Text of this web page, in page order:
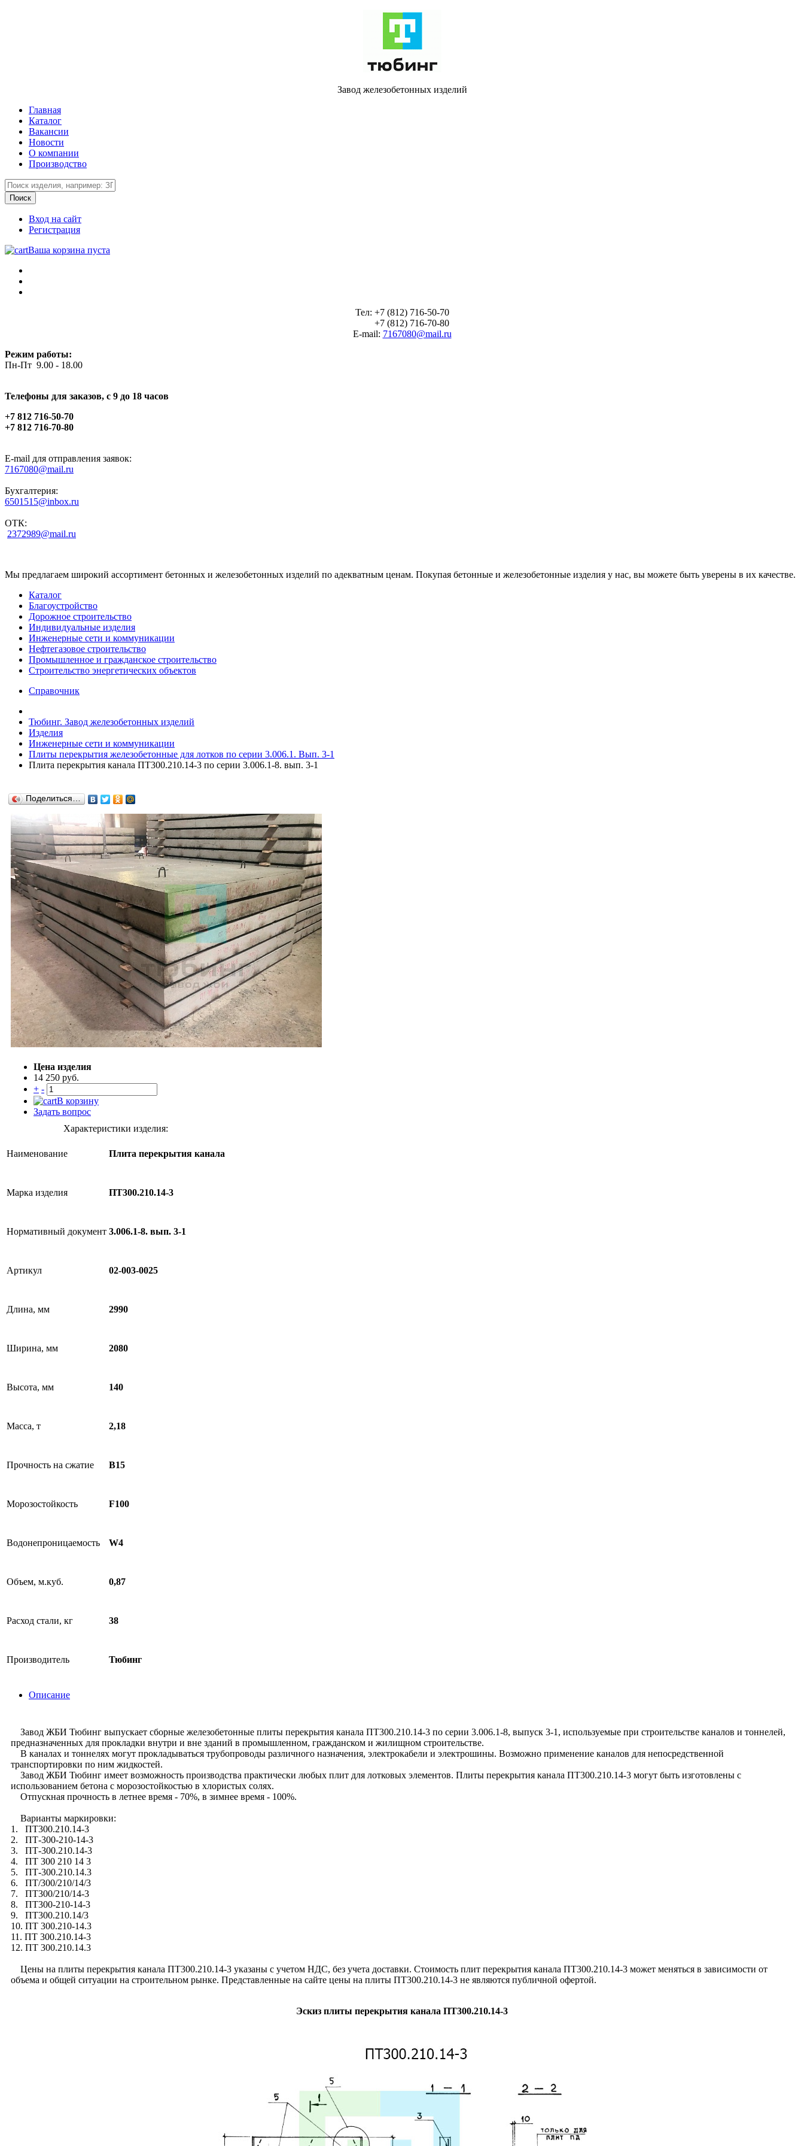
Завод железобетонных изделий
Главная
Каталог
Вакансии
Новости
О компании
Производство
Вход на сайт
Регистрация
Ваша корзина пуста
Тел: +7 (812) 716-50-70
+7 (812) 716-70-80
E-mail: 7167080@mail.ru
Режим работы:
Пн-Пт 9.00 - 18.00
Телефоны для заказов, c 9 до 18 часов
+7 812 716-50-70
+7 812 716-70-80
E-mail для отправления заявок:
7167080@mail.ru
Бухгалтерия:
6501515@inbox.ru
ОТК:
2372989@mail.ru
Мы предлагаем широкий ассортимент бетонных и железобетонных изделий по адекватным ценам. Покупая бетонные и железобетонные изделия у нас, вы можете быть уверены в их качестве.
Каталог
Благоустройство
Дорожное строительство
Индивидуальные изделия
Инженерные сети и коммуникации
Нефтегазовое строительство
Промышленное и гражданское строительство
Строительство энергетических объектов
Справочник
Тюбинг. Завод железобетонных изделий
Изделия
Инженерные сети и коммуникации
Плиты перекрытия железобетонные для лотков по серии 3.006.1. Вып. 3-1
Плита перекрытия канала ПТ300.210.14-3 по серии 3.006.1-8. вып. 3-1
Поделиться…
Цена изделия
14 250 руб.
+ -
В корзину
Задать вопрос
Характеристики изделия:
Наименование Плита перекрытия канала
Марка изделия ПТ300.210.14-3
Нормативный документ 3.006.1-8. вып. 3-1
Артикул 02-003-0025
Длина, мм 2990
Ширина, мм 2080
Высота, мм 140
Масса, т 2,18
Прочность на сжатие B15
Морозостойкость F100
Водонепроницаемость W4
Объем, м.куб. 0,87
Расход стали, кг 38
Производитель Тюбинг
Описание
Завод ЖБИ Тюбинг выпускает сборные железобетонные плиты перекрытия канала ПТ300.210.14-3 по серии 3.006.1-8, выпуск 3-1, используемые при строительстве каналов и тоннелей,
предназначенных для прокладки внутри и вне зданий в промышленном, гражданском и жилищном строительстве.
В каналах и тоннелях могут прокладываться трубопроводы различного назначения, электрокабели и электрошины. Возможно применение каналов для непосредственной
транспортировки по ним жидкостей.
Завод ЖБИ Тюбинг имеет возможность производства практически любых плит для лотковых элементов. Плиты перекрытия канала ПТ300.210.14-3 могут быть изготовлены с
использованием бетона с морозостойкостью в хлористых солях.
Отпускная прочность в летнее время - 70%, в зимнее время - 100%.
Варианты маркировки:
1. ПТ300.210.14-3
2. ПТ-300-210-14-3
3. ПТ-300.210.14-3
4. ПТ 300 210 14 3
5. ПТ-300.210.14.3
6. ПТ/300/210/14/3
7. ПТ300/210/14-3
8. ПТ300-210-14-3
9. ПТ300.210.14/3
10. ПТ 300.210-14.3
11. ПТ 300.210.14-3
12. ПТ 300.210.14.3
Цены на плиты перекрытия канала ПТ300.210.14-3 указаны с учетом НДС, без учета доставки. Стоимость плит перекрытия канала ПТ300.210.14-3 может меняться в зависимости от
объема и общей ситуации на строительном рынке. Представленные на сайте цены на плиты ПТ300.210.14-3 не являются публичной офертой.
Эскиз плиты перекрытия канала ПТ300.210.14-3